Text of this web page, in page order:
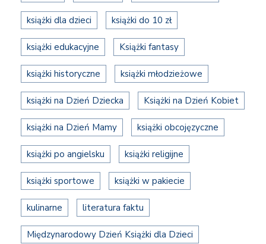
książki dla dzieci książki do 10 zł
książki edukacyjne Książki fantasy
książki historyczne książki młodzieżowe
książki na Dzień Dziecka Książki na Dzień Kobiet
książki na Dzień Mamy książki obcojęzyczne
książki po angielsku książki religijne
książki sportowe książki w pakiecie
kulinarne literatura faktu
Międzynarodowy Dzień Książki dla Dzieci